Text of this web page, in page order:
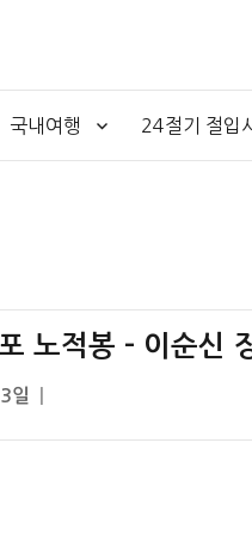
국내여행 24절기 절입
노적봉 – 이순신
일